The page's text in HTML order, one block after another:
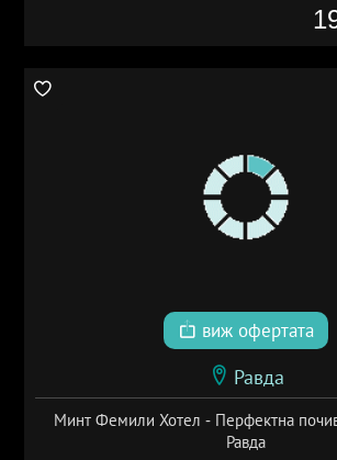
виж офертата
Равда
Минт Фемили Хотел - Перфектна
Равда